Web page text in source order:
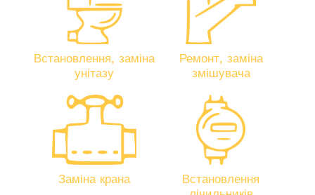
Встановлення, заміна
унітазу
Ремонт, заміна
змішувача
Заміна крана
Встановлення